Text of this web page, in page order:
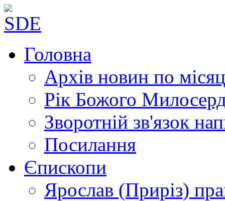
Головна
Архів новин по
Рік Божого
Зворотній зв'язок
Посилання
Єпископи
Ярослав (Приріз)